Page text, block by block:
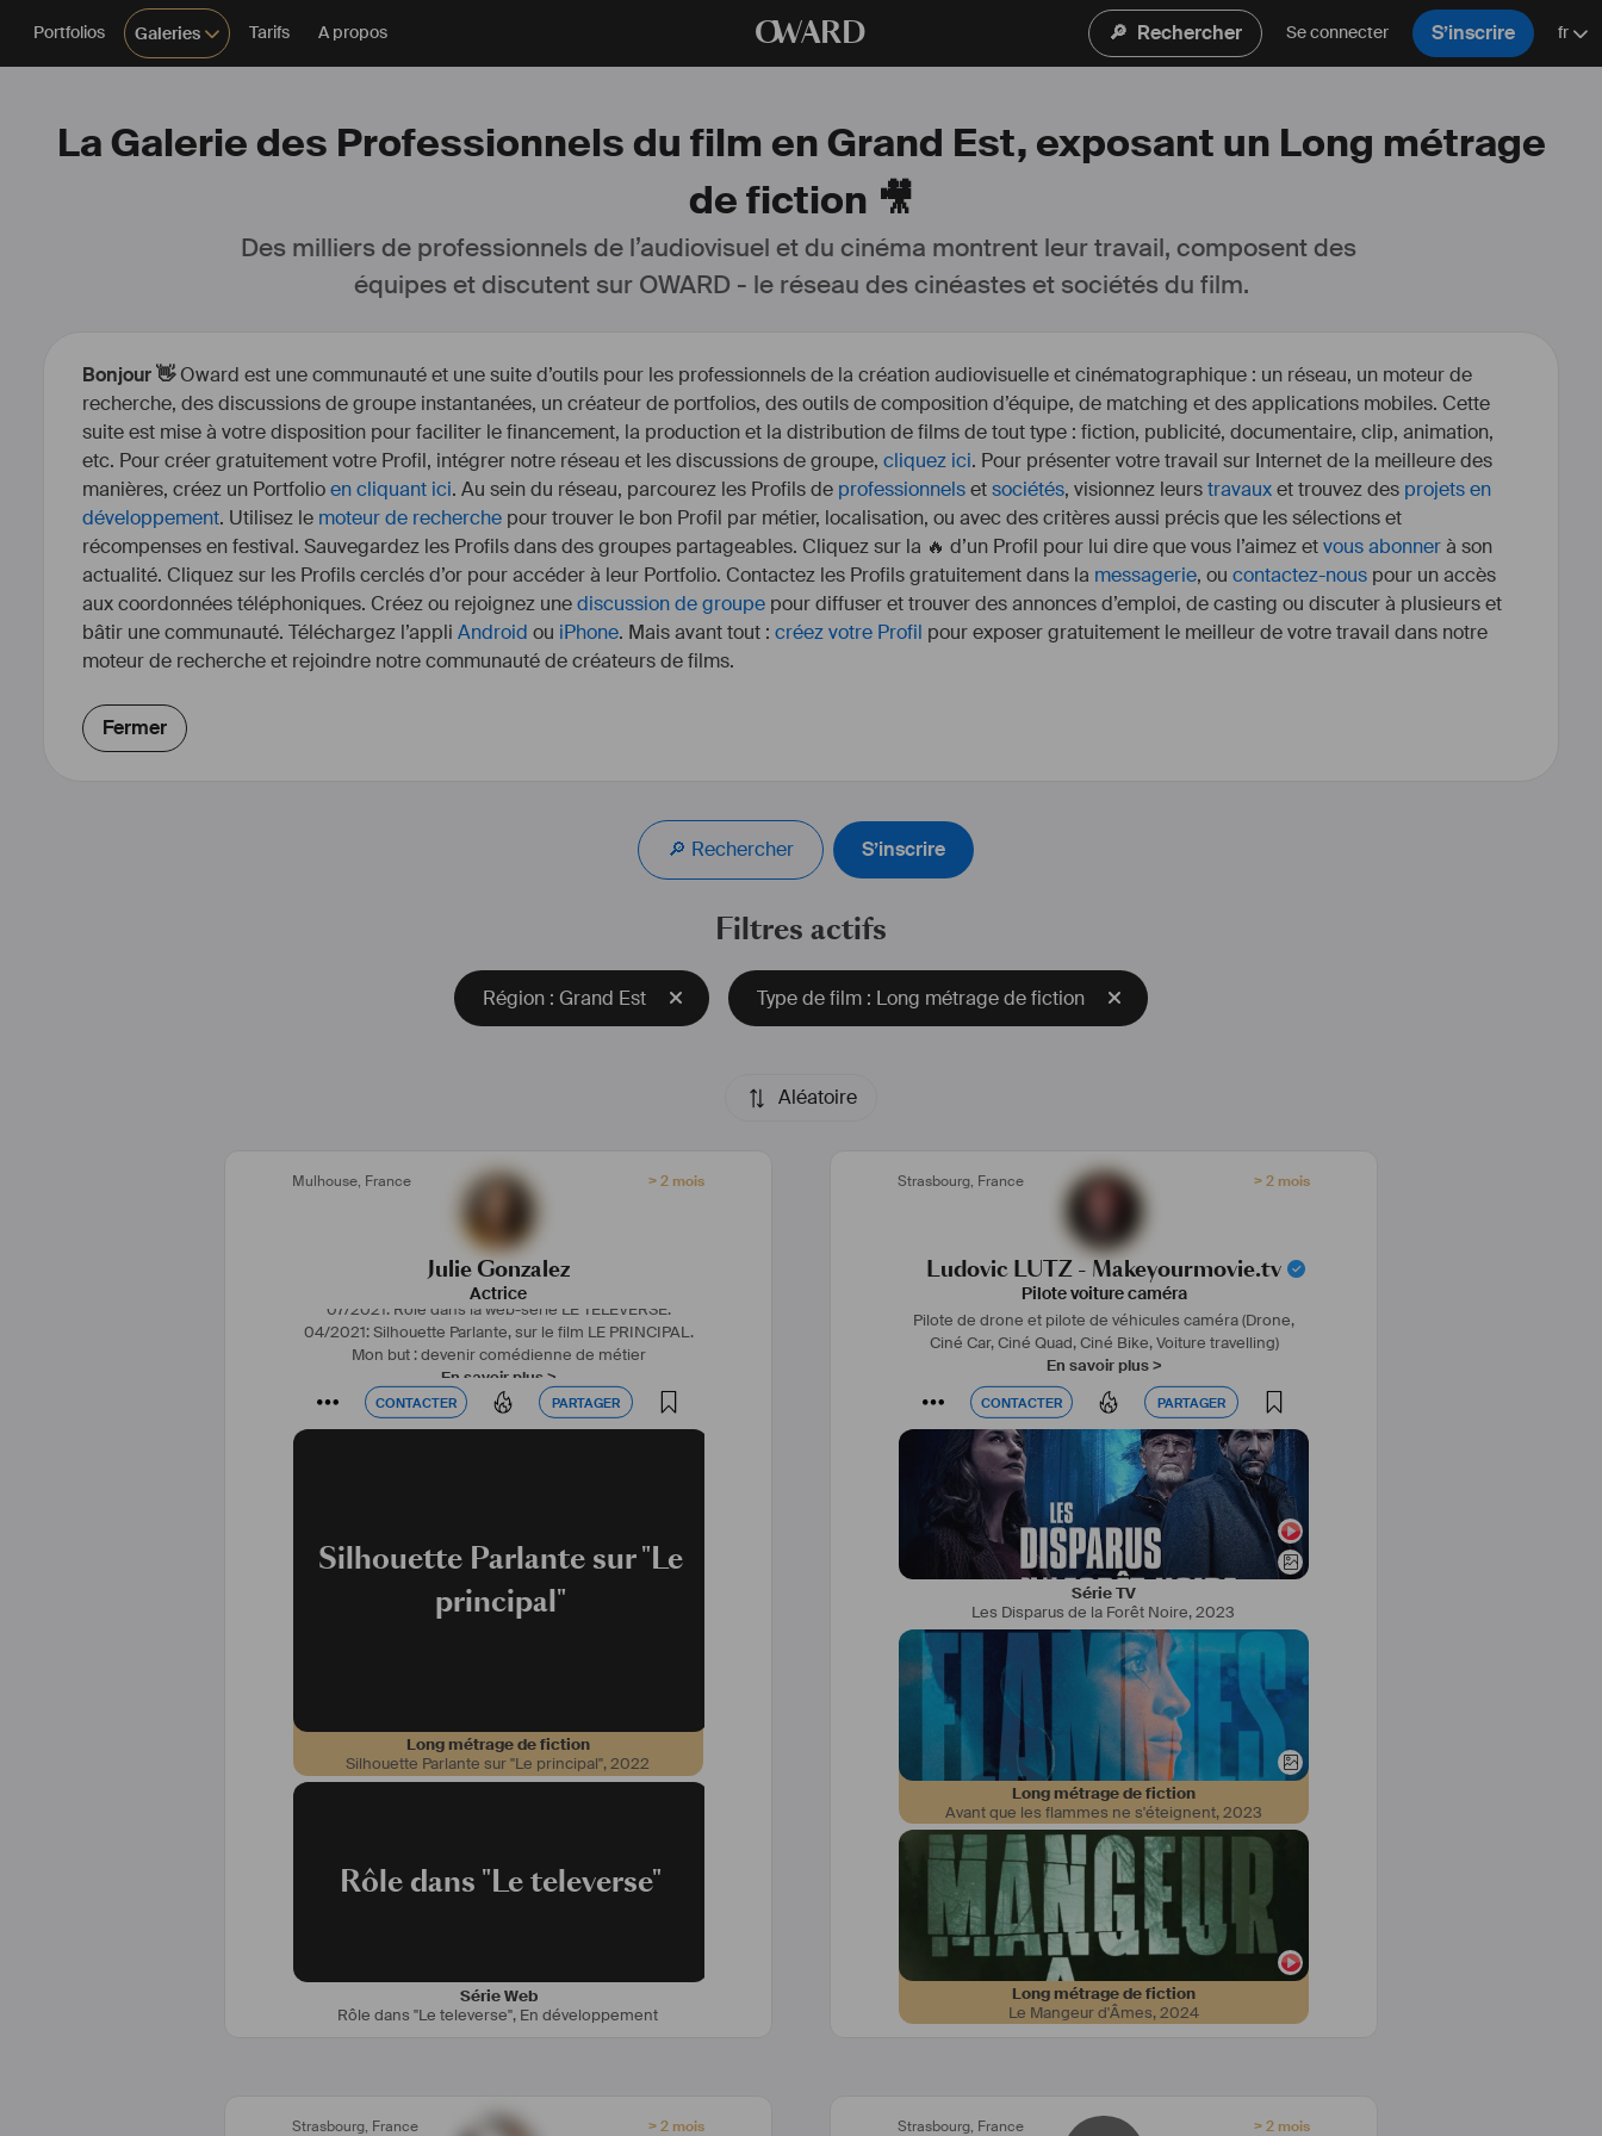
Portfolios Galeries Tarifs A propos OWARD 🔎 Rechercher Se connecter S’inscrire fr
La Galerie des Professionnels du film en Grand Est, exposant un Long métrage
de fiction 🎥
Des milliers de professionnels de l’audiovisuel et du cinéma montrent leur travail, composent des
équipes et discutent sur OWARD - le réseau des cinéastes et sociétés du film.
Bonjour 👋Oward est une communauté et une suite d’outils pour les professionnels de la création audiovisuelle et cinématographique : un réseau, un moteur de
recherche, des discussions de groupe instantanées, un créateur de portfolios, des outils de composition d’équipe, de matching et des applications mobiles. Cette
suite est mise à votre disposition pour faciliter le financement, la production et la distribution de films de tout type : fiction, publicité, documentaire, clip, animation,
etc. Pour créer gratuitement votre Profil, intégrer notre réseau et les discussions de groupe, cliquez ici. Pour présenter votre travail sur Internet de la meilleure des
manières, créez un Portfolioen cliquant ici. Au sein du réseau, parcourez les Profils de professionnelsetsociétés, visionnez leurstravauxet trouvez des projets en
développement. Utilisez le moteur de recherche pour trouver le bon Profil par métier, localisation, ou avec des critères aussi précis que les sélections et
récompenses en festival. Sauvegardez les Profils dans des groupes partageables. Cliquez sur la 🔥 d’un Profil pour lui dire que vous l’aimez etvous abonnerà son
actualité. Cliquez sur les Profils cerclés d’or pour accéder à leur Portfolio. Contactez les Profils gratuitement dans la messagerie, ou contactez-nous pour un accès
aux coordonnées téléphoniques. Créez ou rejoignez unediscussion de groupe pour diffuser et trouver des annonces d’emploi, de casting ou discuter à plusieurs et
bâtir une communauté. Téléchargez l’appli Android ou iPhone. Mais avant tout : créez votre Profil pour exposer gratuitement le meilleur de votre travail dans notre
moteur de recherche et rejoindre notre communauté de créateurs de films.
Fermer
🔎 Rechercher S’inscrire
Filtres actifs
Région : Grand Est Type de film : Long métrage de fiction
Aléatoire
Mulhouse, France > 2 mois
Julie Gonzalez
Actrice
07/2021: Rôle dans la web-serie LE TELEVERSE.
04/2021: Silhouette Parlante, sur le film LE PRINCIPAL.
Mon but : devenir comédienne de métier
En savoir plus >
ans jusqu'à celui de 20 ans. Depuis plus rien et le manque
est profond. Au fond de moi j'ai toujours voulu en faire
mon métier. Aujourd'hui âgée de 33 ans, je suis
J'accepte les déplacements.
CONTACTER PARTAGER
CONTACTER PARTAGER
Silhouette Parlante sur "Le
principal"
Long métrage de fiction
Silhouette Parlante sur "Le principal",2022
Rôle dans "Le televerse"
Série Web
Rôle dans "Le televerse", En développement
Strasbourg, France > 2 mois
Ludovic LUTZ - Makeyourmovie.tv
Pilote voiture caméra
Pilote de drone et pilote de véhicules caméra(Drone,
Ciné Car, Ciné Quad, Ciné Bike, Voiture travelling)
En savoir plus >
fournissons tous types d'équipements de transport de
caméra pour l'industrie du cinéma et de la télévision.
(Low Loader)
- #Cable Cam
CONTACTER PARTAGER
CONTACTER PARTAGER
Série TV
Les Disparus de la Forêt Noire,2023
Long métrage de fiction
Avant que les flammes ne s'éteignent,2023
Long métrage de fiction
Le Mangeur d'Âmes,2024
Strasbourg, France > 2 mois Strasbourg, France > 2 mois